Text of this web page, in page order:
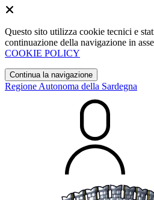
Questo sito utilizza cookie tecnici e
continuazione della navigazione in
COOKIE POLICY
Continua la navigazione
Regione Autonoma della Sardegna